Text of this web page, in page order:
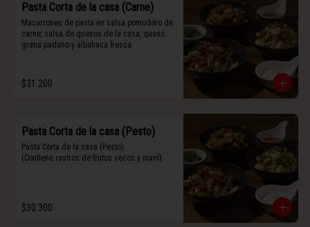
Pasta Corta de la casa (Carne)
Macarrones de pasta en salsa pomodoro de
carne, salsa de quesos de la casa, queso
grana padano y albahaca fresca.
$31.200
Pasta Corta de la casa (Pesto)
Pasta Corta de la casa (Pesto)
(Contiene rastros de frutos secos y maní).
$30.300